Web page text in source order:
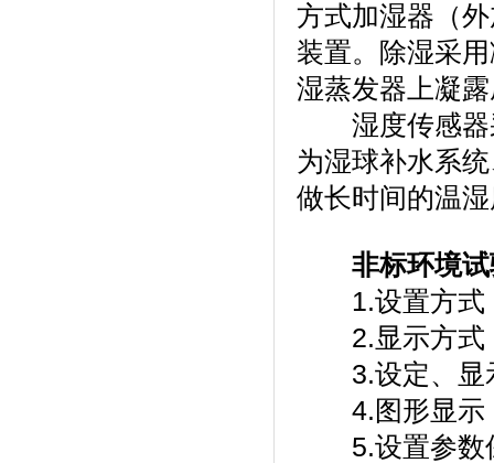
方式加湿器（外加
装置。除湿
湿蒸发器上凝露
湿度传感器采
为湿球补水系统
做长时间的温湿度
非标环境
1.设置方式：
2.显示方式
3.设定、
4.图形显示
5.设置参数保